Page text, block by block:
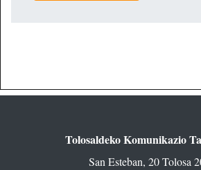
Tolosaldeko Komunikazio
San Esteban, 20 Tolosa